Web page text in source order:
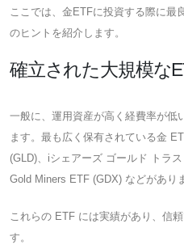
ここでは、金ETFに投資する際に最
のヒントを紹介します。
確立された大規模な
一般に、運用資産が高く経費率が低
ます。最も広く保有されている金
(GLD)、iシェアーズ ゴールド トラ
Gold Miners ETF (GDX) などがあり
これらの ETF には実績があり、信
す。